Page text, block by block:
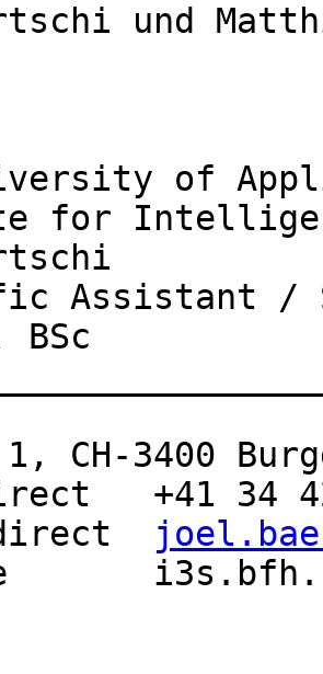
und
of
for
Assistant /
1, CH-3400
+41 34